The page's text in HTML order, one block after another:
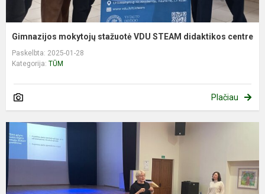
Gimnazijos mokytojų stažuotė VDU STEAM didaktikos centre
Paskelbta: 2025-01-28
Kategorija: TŪM
Plačiau